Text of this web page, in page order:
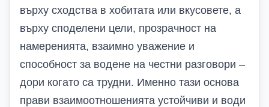
върху сходства в хобитата или вкусовете, а
върху споделени цели, прозрачност на
намеренията, взаимно уважение и
способност за водене на честни разговори –
дори когато са трудни. Именно тази основа
прави взаимоотношенията устойчиви и води